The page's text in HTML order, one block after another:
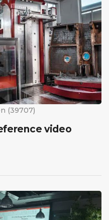
(39707)
video